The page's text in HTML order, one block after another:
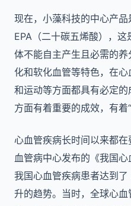
现在，小藻科技的中心产
EPA（二十碳五烯酸），
体不能自主产生且必需的
化和软化血管等特色，在
和运动等方面都具有必定
方面有着重要的成效，有着
心血管疾病长时间以来都
血管病中心发布的《我国心
我国心血管疾病患者达到
升的趋势。当时，全球心